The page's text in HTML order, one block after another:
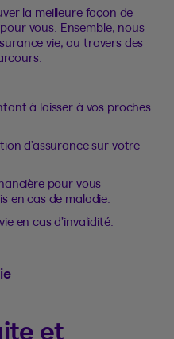
la meilleure façon de
vous. Ensemble, nous
vie, au travers des
à laisser à vos proches
d’assurance sur votre
pour vous
en cas de maladie.
en cas d’invalidité.
et